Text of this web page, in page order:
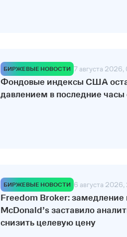
БИРЖЕВЫЕ НОВОСТИ 7 августа 2026,
Фондовые индексы США
давлением в последние часы
БИРЖЕВЫЕ НОВОСТИ 6 августа 2026,
Freedom Broker:
McDonald’s заставило
снизить целевую цену